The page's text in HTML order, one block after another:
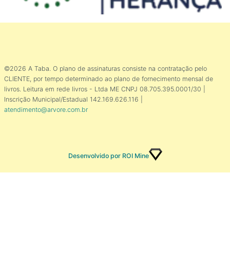
©2026 A Taba. O plano de assinaturas consiste na contratação pelo
CLIENTE, por tempo determinado ao plano de fornecimento mensal de
livros. Leitura em rede livros - Ltda ME CNPJ 08.705.395.0001/30 |
Inscrição Municipal/Estadual 142.169.626.116 |
atendimento@arvore.com.br
Desenvolvido por ROI Mine